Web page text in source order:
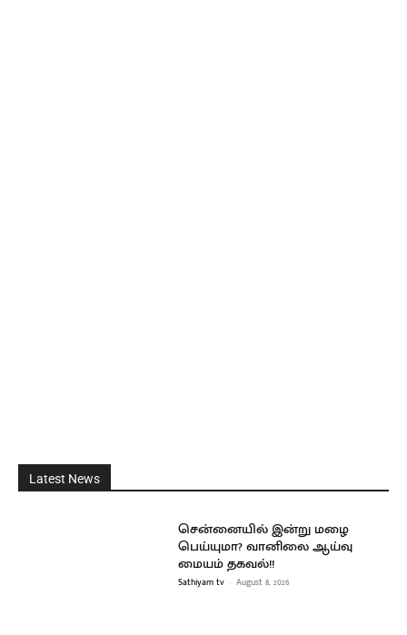
Latest News
சென்னையில் இன்று மழை
பெய்யுமா? வானிலை ஆய்வு
மையம் தகவல்!!
Sathiyam tv - August 8, 2026